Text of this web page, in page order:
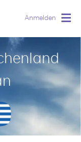
Anmelden